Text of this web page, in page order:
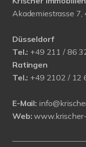
Akademiestrasse 7,
Düsseldorf
Tel.: +49 211 / 86
Ratingen
Tel.: +49 2102 / 12
E-Mail:
Web: